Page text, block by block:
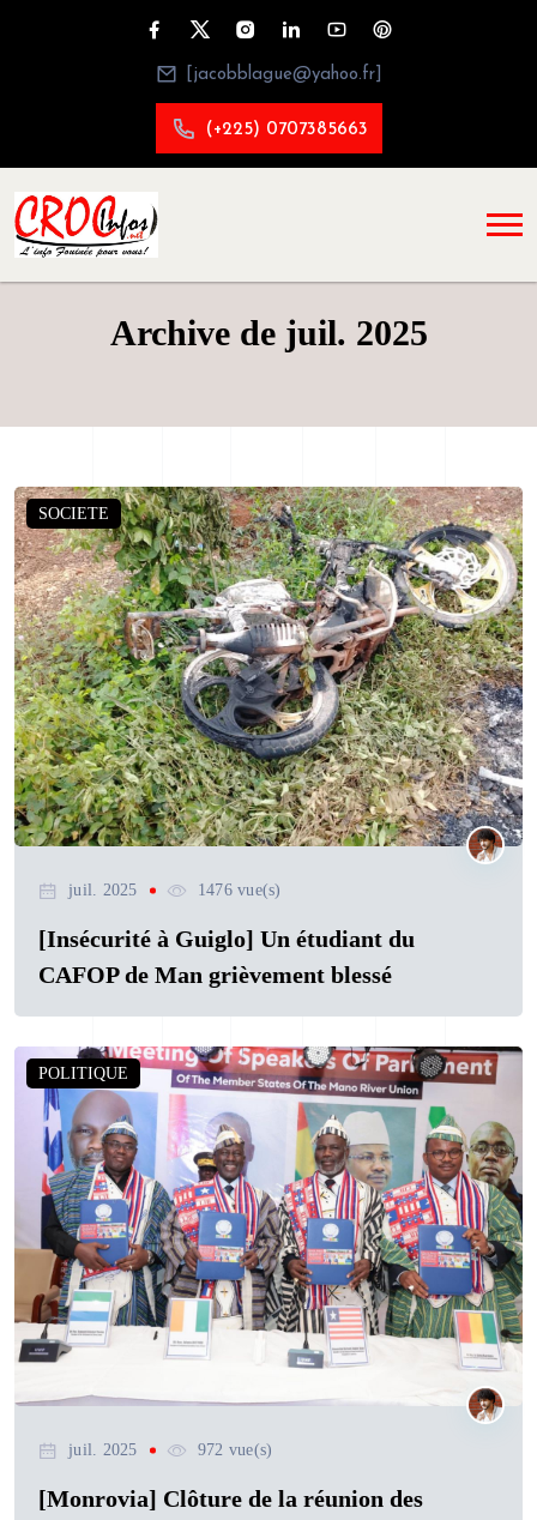
[jacobblague@yahoo.fr]
(+225) 0707385663
Archive de juil. 2025
SOCIETE
juil. 2025 1476 vue(s)
[Insécurité à Guiglo] Un étudiant du
CAFOP de Man grièvement blessé
POLITIQUE
juil. 2025 972 vue(s)
[Monrovia] Clôture de la réunion des